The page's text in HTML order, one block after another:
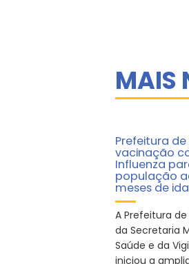
MAIS
Prefeitura
vacinação
Influenza
população
meses de
A Prefeitura
da Secretaria
Saúde e da
iniciou a